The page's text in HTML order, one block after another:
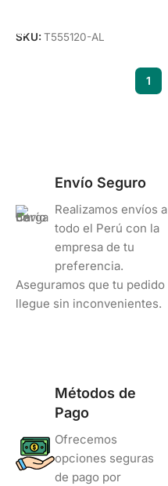
SKU: T555120-AL
1
Envío Seguro
Realizamos envíos a
todo el Perú con la
empresa de tu
preferencia.
Aseguramos que tu pedido
llegue sin inconvenientes.
Métodos de
Pago
Ofrecemos
opciones seguras
de pago por